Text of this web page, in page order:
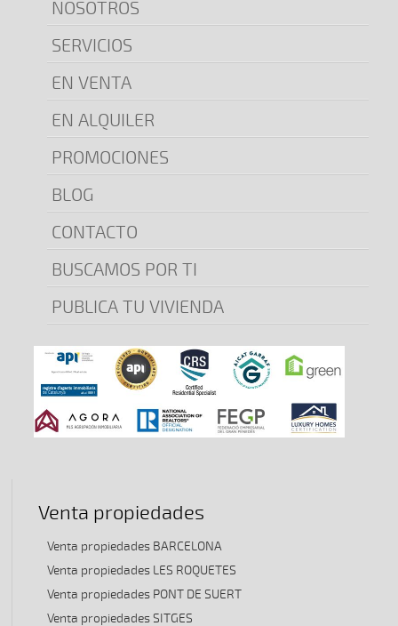
NOSOTROS
SERVICIOS
EN VENTA
EN ALQUILER
PROMOCIONES
BLOG
CONTACTO
BUSCAMOS POR TI
PUBLICA TU VIVIENDA
Venta propiedades
Venta propiedades BARCELONA
Venta propiedades LES ROQUETES
Venta propiedades PONT DE SUERT
Venta propiedades SITGES